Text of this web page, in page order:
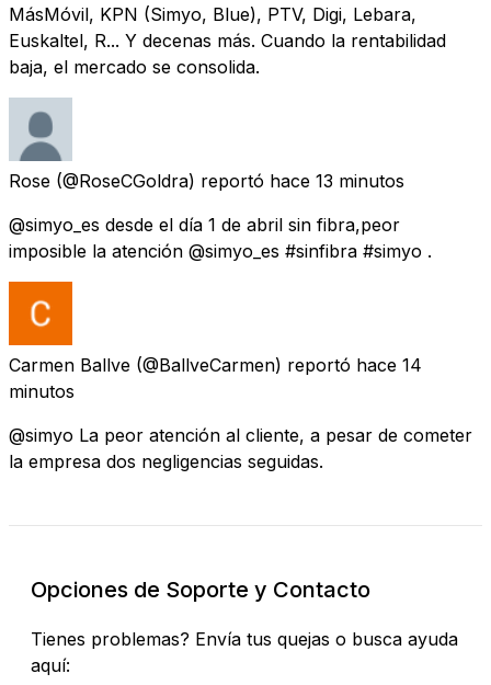
MásMóvil, KPN (Simyo, Blue), PTV, Digi, Lebara,
Euskaltel, R... Y decenas más. Cuando la rentabilidad
baja, el mercado se consolida.
Rose (@RoseCGoldra) reportó hace 13 minutos
@simyo_es desde el día 1 de abril sin fibra,peor
imposible la atención @simyo_es #sinfibra #simyo .
Carmen Ballve (@BallveCarmen) reportó hace 14
minutos
@simyo La peor atención al cliente, a pesar de cometer
la empresa dos negligencias seguidas.
Opciones de Soporte y Contacto
Tienes problemas? Envía tus quejas o busca ayuda
aquí: